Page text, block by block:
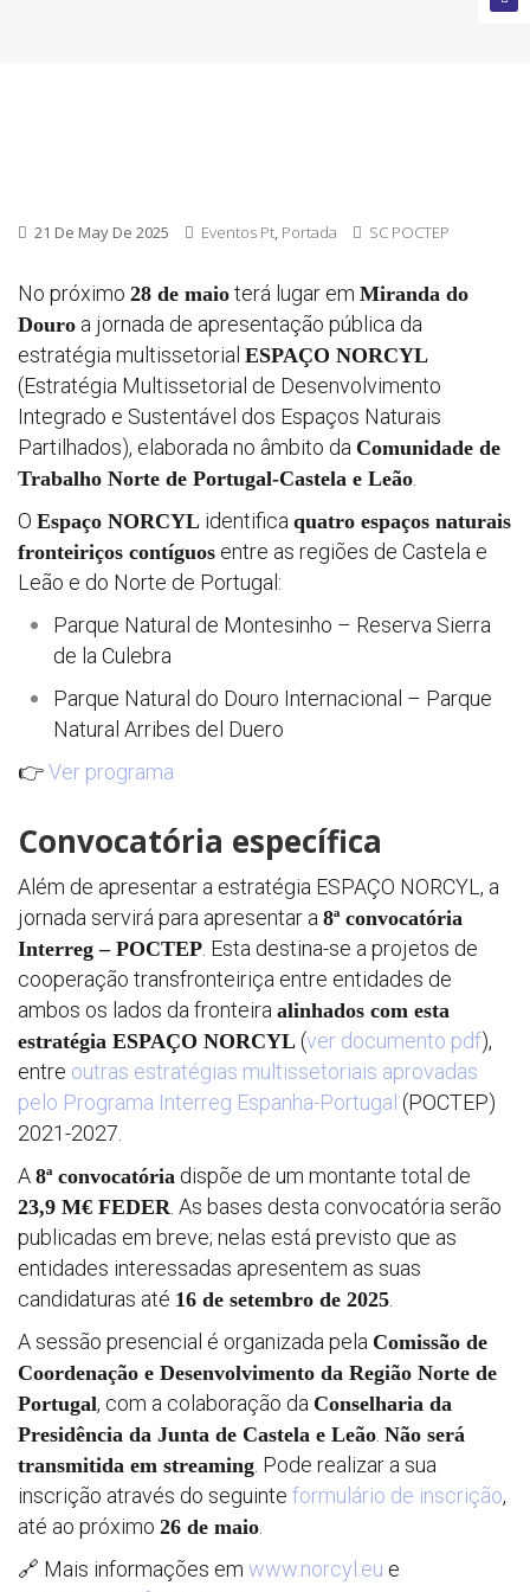
notícias
21 De May De 2025 Eventos Pt, Portada SC POCTEP
No próximo 28 de maio terá lugar em Miranda do
Douro a jornada de apresentação pública da
estratégia multissetorial ESPAÇO NORCYL
(Estratégia Multissetorial de Desenvolvimento
Integrado e Sustentável dos Espaços Naturais
Partilhados), elaborada no âmbito da Comunidade de
Trabalho Norte de Portugal-Castela e Leão.
O Espaço NORCYL identifica quatro espaços naturais
fronteiriços contíguos entre as regiões de Castela e
Leão e do Norte de Portugal:
Parque Natural de Montesinho – Reserva Sierra
de la Culebra
Parque Natural do Douro Internacional – Parque
Natural Arribes del Duero
👉Ver programa
Convocatória específica
Além de apresentar a estratégia ESPAÇO NORCYL, a
jornada servirá para apresentar a 8ª convocatória
Interreg – POCTEP. Esta destina-se a projetos de
cooperação transfronteiriça entre entidades de
ambos os lados da fronteira alinhados com esta
estratégia ESPAÇO NORCYL (ver documento pdf),
entre outras estratégias multissetoriais aprovadas
pelo Programa Interreg Espanha-Portugal (POCTEP)
2021-2027.
A 8ª convocatória dispõe de um montante total de
23,9 M€ FEDER. As bases desta convocatória serão
publicadas em breve; nelas está previsto que as
entidades interessadas apresentem as suas
candidaturas até 16 de setembro de 2025.
A sessão presencial é organizada pela Comissão de
Coordenação e Desenvolvimento da Região Norte de
Portugal, com a colaboração da Conselharia da
Presidência da Junta de Castela e Leão. Não será
transmitida em streaming. Pode realizar a sua
inscrição através do seguinte formulário de inscrição,
até ao próximo 26 de maio.
🔗 Mais informações em www.norcyl.eu e